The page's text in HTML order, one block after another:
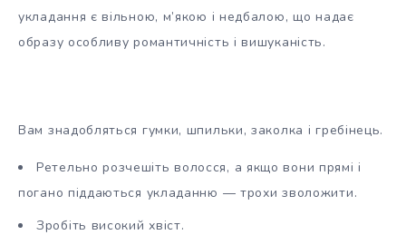
укладання є вільною, м’якою і недбалою, що надає
образу особливу романтичність і вишуканість.
Вам знадобляться гумки, шпильки, заколка і гребінець.
Ретельно розчешіть волосся, а якщо вони прямі і
погано піддаються укладанню — трохи зволожити.
Зробіть високий хвіст.